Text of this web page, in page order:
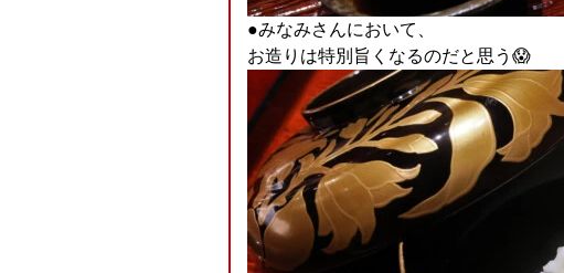
●みなみさんにおいて、
お造りは特別旨くなるのだと思う😱